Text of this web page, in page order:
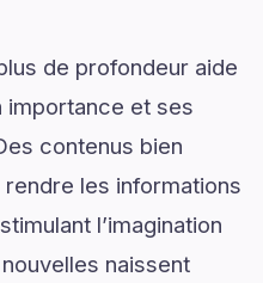
de profondeur aide
importance et ses
contenus bien
les informations
l’imagination
naissent